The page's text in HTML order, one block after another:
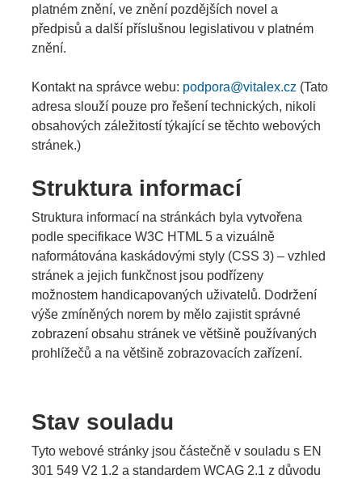
platném znění, ve znění pozdějších novel a
předpisů a další příslušnou legislativou v platném
znění.
Kontakt na správce webu: podpora@vitalex.cz (Tato
adresa slouží pouze pro řešení technických, nikoli
obsahových záležitostí týkající se těchto webových
stránek.)
Struktura informací
Struktura informací na stránkách byla vytvořena
podle specifikace W3C HTML 5 a vizuálně
naformátována kaskádovými styly (CSS 3) – vzhled
stránek a jejich funkčnost jsou podřízeny
možnostem handicapovaných uživatelů. Dodržení
výše zmíněných norem by mělo zajistit správné
zobrazení obsahu stránek ve většině používaných
prohlížečů a na většině zobrazovacích zařízení.
Stav souladu
Tyto webové stránky jsou částečně v souladu s EN
301 549 V2 1.2 a standardem WCAG 2.1 z důvodu